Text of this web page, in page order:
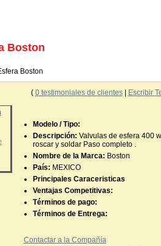
Boston
Boston
( 0testimoniales de clientes| Escribir
Modelo / Tipo:
Descripción: Valvulas de esfera 400
roscar y soldar Paso completo .
Nombre de la Marca: Boston
País: MEXICO
Principales Caraceristicas
Ventajas Competitivas:
Términos de pago:
Términos de Entrega:
Contactar a la Compañía